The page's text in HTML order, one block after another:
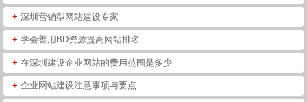
+ 深圳营销型网站建设专家
+ 学会善用BD资源提高网站排名
+ 在深圳建设企业网站的费用范围是多少
+ 企业网站建设注意事项与要点